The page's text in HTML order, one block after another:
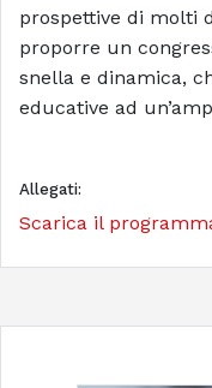
prospettive di molti
proporre un
snella e dinamica,
educative ad
Allegati:
Scarica il